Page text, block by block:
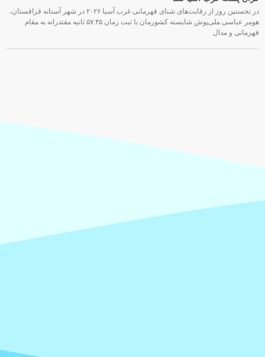
در نخستین روز از رقابت‌های شنای قهرمانی غرب آسیا ۲۰۲۶ در شهر آستانه قزاقستان،
هومر عباسی ملی‌پوش شایسته کشورمان با ثبت زمان ۵۷.۴۵ ثانیه مقتدرانه به مقام
قهرمانی و مدال